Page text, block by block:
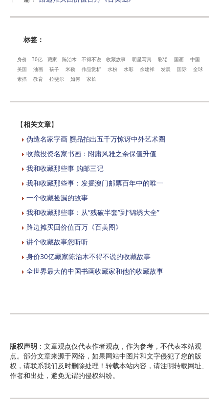
标签：
身价 30亿 藏家 陈治木 不得不说 收藏故事 明星写真 彩铅 国画
中国
美国
油画 孩子 米勒 作品赏析 水粉 水彩 余建祥 发展 国际
全球
素描
教育 拉斐尔 如何 家长
【相关文章】
伪造名家字画 赝品拍出五千万惊讶中外艺术圈
收藏投资名家书画：附庸风雅之余保值升值
我和收藏那些事 购邮三记
我和收藏那些事：发掘澳门邮票百年中的唯一
一个收藏捡漏的故事
我和收藏那些事：从“残破半套”到“锦绣大全”
路边摊买回价值百万《百美图》
讲个收藏故事您听听
身价30亿藏家陈治木不得不说的收藏故事
全世界最大的中国书画收藏家和他的收藏故事
版权声明 ：文章观点仅代表作者观点，作为参考，不代表本站观
点。部分文章来源于网络，如果网站中图片和文字侵犯了您的版
权，请联系我们及时删除处理！转载本站内容，请注明转载网址、
作者和出处，避免无谓的侵权纠纷。